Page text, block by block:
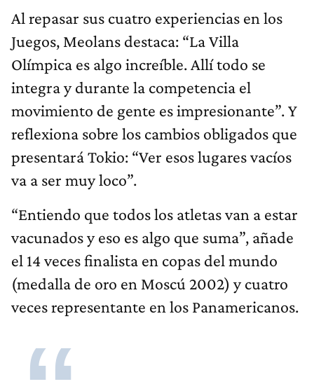
Al repasar sus cuatro experiencias en los
Juegos, Meolans destaca: “La Villa
Olímpica es algo increíble. Allí todo se
integra y durante la competencia el
movimiento de gente es impresionante”. Y
reflexiona sobre los cambios obligados que
presentará Tokio: “Ver esos lugares vacíos
va a ser muy loco”.
“Entiendo que todos los atletas van a estar
vacunados y eso es algo que suma”, añade
el 14 veces finalista en copas del mundo
(medalla de oro en Moscú 2002) y cuatro
veces representante en los Panamericanos.